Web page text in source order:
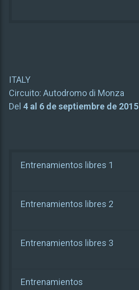
ITALY
Circuito: Autodromo di Monza
Del 4 al 6 de septiembre de 2015
Entrenamientos libres 1
Entrenamientos libres 2
Entrenamientos libres 3
Entrenamientos